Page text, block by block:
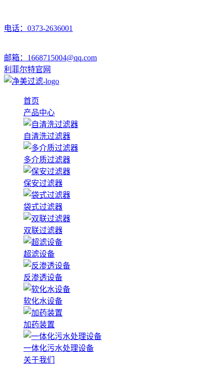
电话：0373-2636001
邮箱：1668715004@qq.com
利菲尔特官网
首页
产品中心
自清洗过滤器
多介质过滤器
保安过滤器
袋式过滤器
双联过滤器
超滤设备
反渗透设备
软化水设备
加药装置
一体化污水处理设备
关于我们